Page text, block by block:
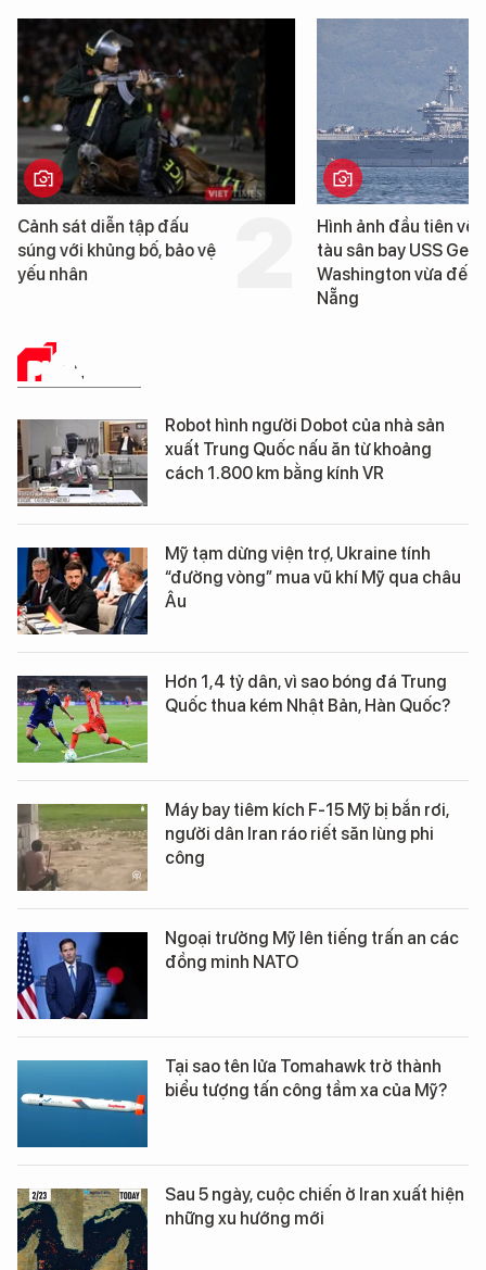
Hình ảnh đầu tiên về siêu
tàu sân bay USS George
Washington vừa đến Đà
Cận cảnh chiến hạm
tống tàu sân bay USS
George Washington
Đà Nẵng
PHÂN TÍCH
Robot hình người Dobot của nhà sản
xuất Trung Quốc nấu ăn từ khoảng
cách 1.800 km bằng kính VR
Mỹ tạm dừng viện trợ, Ukraine tính
“đường vòng” mua vũ khí Mỹ qua châu
Âu
Hơn 1,4 tỷ dân, vì sao bóng đá Trung
Quốc thua kém Nhật Bản, Hàn Quốc?
Máy bay tiêm kích F-15 Mỹ bị bắn rơi,
người dân Iran ráo riết săn lùng phi
công
Ngoại trưởng Mỹ lên tiếng trấn an các
đồng minh NATO
Tại sao tên lửa Tomahawk trở thành
biểu tượng tấn công tầm xa của Mỹ?
Sau 5 ngày, cuộc chiến ở Iran xuất hiện
những xu hướng mới